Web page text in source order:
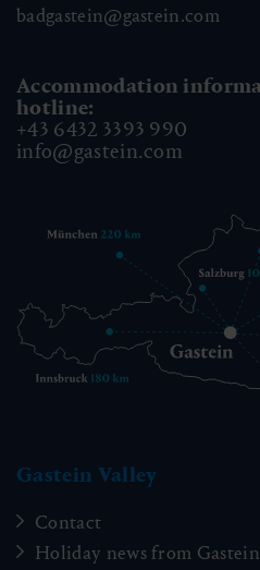
badgastein@gastein.com
Accommodation
hotline:
+43 6432 3393 990
info@gastein.com
Gastein Valley
Contact
Holiday news from Gastein